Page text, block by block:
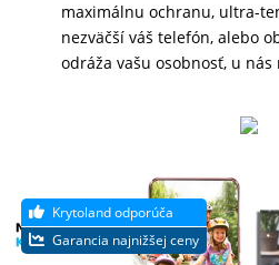
HODINKY
PRÍSLUŠENSTVO
AUDIO-
VIDEO
maximálnu ochranu, ultra-
nezväčší váš telefón, alebo
odráža vašu osobnosť, u nás